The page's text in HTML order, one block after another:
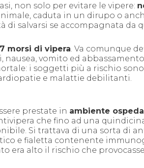
non solo per evitare le vipere:
caduta in un dirupo o
di salvarsi se accompagnata da
morsi di vipera. Va comunque
vomito ed
: i soggetti più a rischio
e malattie debilitanti.
prestate in ambiente
che fino ad una
Si trattava di una sorta di
e fialetta contenente
era alto il rischio che